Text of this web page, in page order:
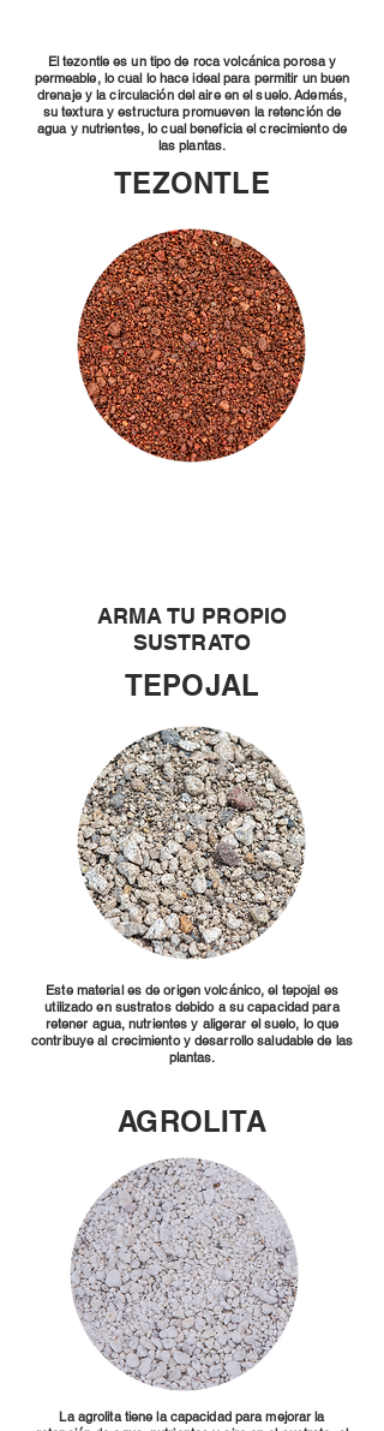
El tezontle es un tipo de roca volcánica porosa y
permeable, lo cual lo hace ideal para permitir un buen
drenaje y la circulación del aire en el suelo. Además,
su textura y estructura promueven la retención de
agua y nutrientes, lo cual beneficia el crecimiento de
las plantas.
TEZONTLE
ARMA TU PROPIO
SUSTRATO
TEPOJAL
Este material es de origen volcánico, el tepojal es
utilizado en sustratos debido a su capacidad para
retener agua, nutrientes y aligerar el suelo, lo que
contribuye al crecimiento y desarrollo saludable de las
plantas.
AGROLITA
La agrolita tiene la capacidad para mejorar la